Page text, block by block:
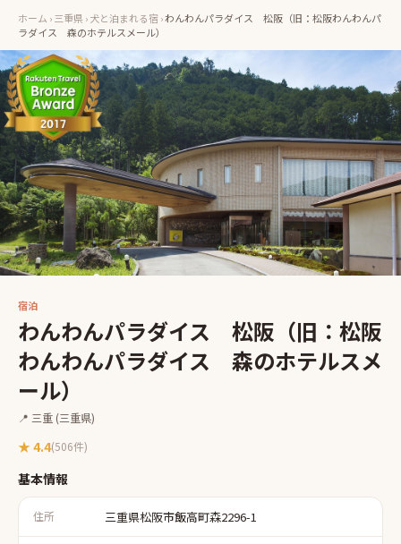
ホーム ›三重県›犬と泊まれる宿 ›わんわんパラダイス 松阪（旧：松阪わんわんパ
ラダイス 森のホテルスメール）
宿泊
わんわんパラダイス 松阪（旧：松阪
わんわんパラダイス 森のホテルスメ
ール）
📍 三重 (三重県)
★ 4.4(506件)
基本情報
住所 三重県松阪市飯高町森2296-1